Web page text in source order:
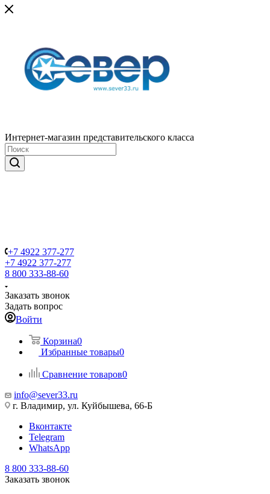
Интернет-магазин представительского класса
+7 4922 377-277
+7 4922 377-277
8 800 333-88-60
Заказать звонок
Задать вопрос
Войти
Корзина0
Избранные товары0
Сравнение товаров0
info@sever33.ru
г. Владимир, ул. Куйбышева, 66-Б
Вконтакте
Telegram
WhatsApp
8 800 333-88-60
Заказать звонок